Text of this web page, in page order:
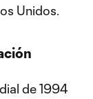
Unidos.
de 1994